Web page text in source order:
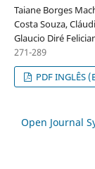
Taiane Borges
Costa Souza,
Glaucio Diré
271-289
PDF INGLÊS
Open Journal